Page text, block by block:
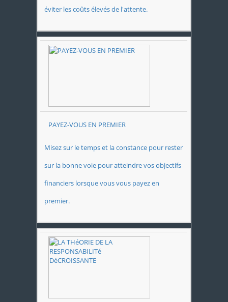
éviter les coûts élevés de l'attente.
PAYEZ-VOUS EN PREMIER
Misez sur le temps et la constance pour rester
sur la bonne voie pour atteindre vos objectifs
financiers lorsque vous vous payez en
premier.